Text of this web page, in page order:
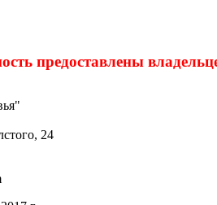
предоставлены
24